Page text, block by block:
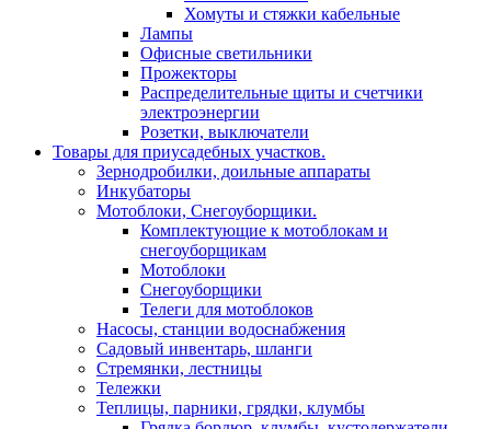
Хомуты и стяжки кабельные
Лампы
Офисные светильники
Прожекторы
Распределительные щиты и счетчики
электроэнергии
Розетки, выключатели
Товары для приусадебных участков.
Зернодробилки, доильные аппараты
Инкубаторы
Мотоблоки, Снегоуборщики.
Комплектующие к мотоблокам и
снегоуборщикам
Мотоблоки
Снегоуборщики
Телеги для мотоблоков
Насосы, станции водоснабжения
Садовый инвентарь, шланги
Стремянки, лестницы
Тележки
Теплицы, парники, грядки, клумбы